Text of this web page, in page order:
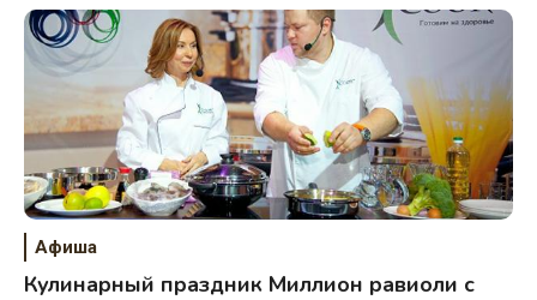
Афиша
Кулинарный праздник Миллион равиоли с